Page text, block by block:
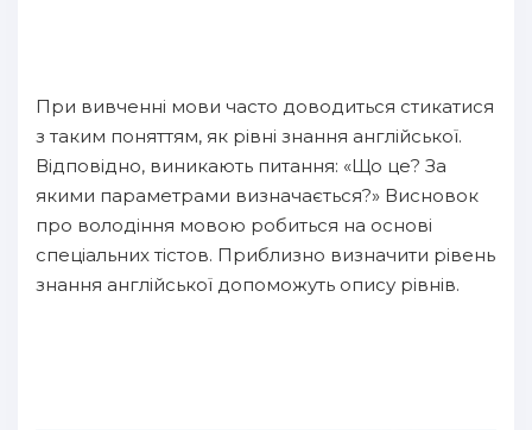
При вивченні мови часто доводиться стикатися
з таким поняттям, як рівні знання англійської.
Відповідно, виникають питання: «Що це? За
якими параметрами визначається?» Висновок
про володіння мовою робиться на основі
спеціальних тістов. Приблизно визначити рівень
знання англійської допоможуть опису рівнів.